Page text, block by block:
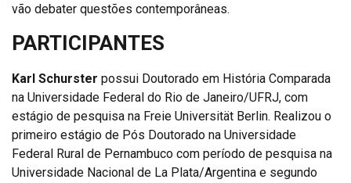
vão debater questões contemporâneas.
PARTICIPANTES
Karl Schurster possui Doutorado em História Comparada
na Universidade Federal do Rio de Janeiro/UFRJ, com
estágio de pesquisa na Freie Universität Berlin. Realizou o
primeiro estágio de Pós Doutorado na Universidade
Federal Rural de Pernambuco com período de pesquisa na
Universidade Nacional de La Plata/Argentina e segundo